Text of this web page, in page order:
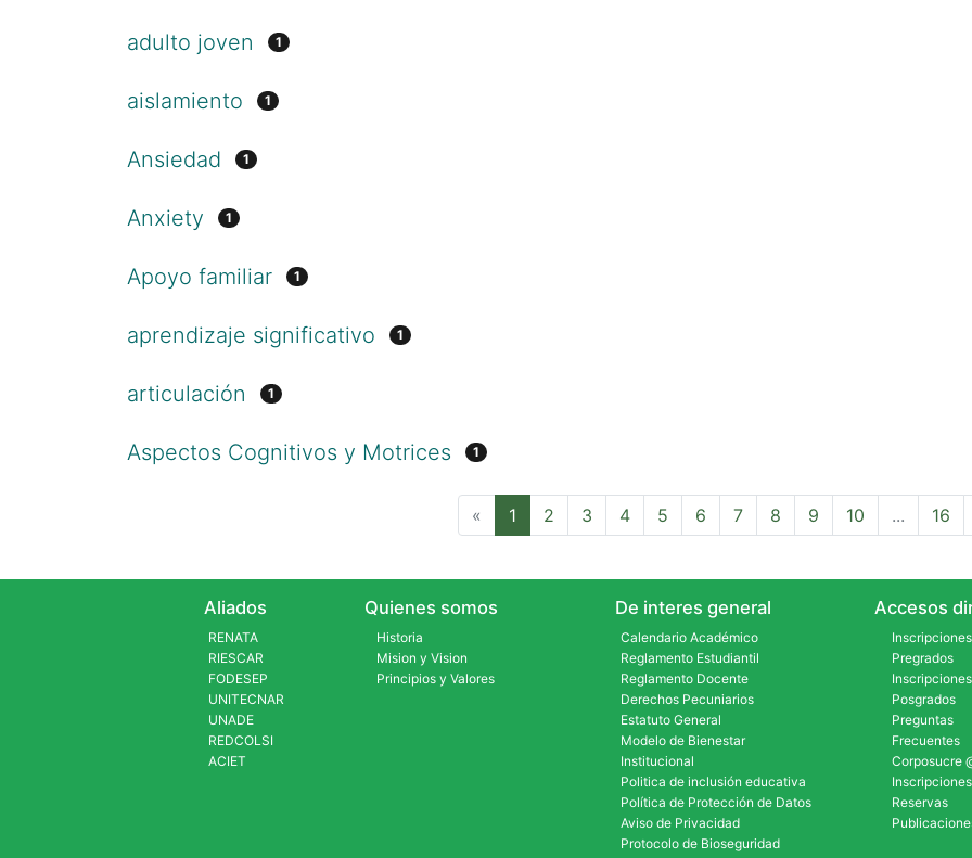
adulto joven 1
aislamiento 1
Ansiedad 1
Anxiety 1
Apoyo familiar 1
aprendizaje significativo 1
articulación 1
Aspectos Cognitivos y Motrices 1
« 1(current)
2 3 4 5 6 7 8 9 10 ... 16
Aliados
RENATA
RIESCAR
FODESEP
UNITECNAR
UNADE
REDCOLSI
ACIET
Quienes somos
Historia
Mision y Vision
Principios y Valores
De interes general
Calendario Académico
Reglamento Estudiantil
Reglamento Docente
Derechos Pecuniarios
Estatuto General
Modelo de Bienestar
Institucional
Politica de inclusión educativa
Política de Protección de Datos
Aviso de Privacidad
Protocolo de Bioseguridad
Accesos
Inscripciones
Pregrados
Inscripciones
Posgrados
Preguntas
Frecuentes
Corposucre
Inscripciones
Reservas